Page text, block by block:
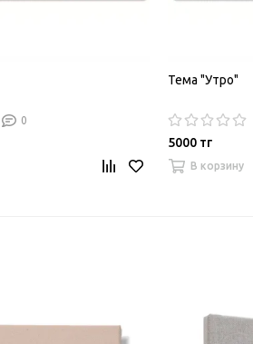
0
Тема "Утро"
5000 тг
В корзину